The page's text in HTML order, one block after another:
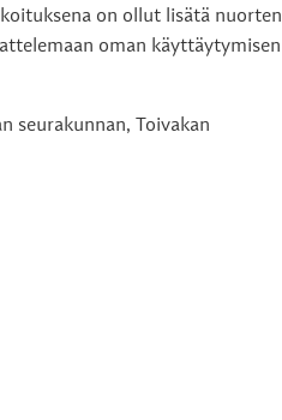
on ollut lisätä nuorten
oman käyttäytymisen
seurakunnan, Toivakan